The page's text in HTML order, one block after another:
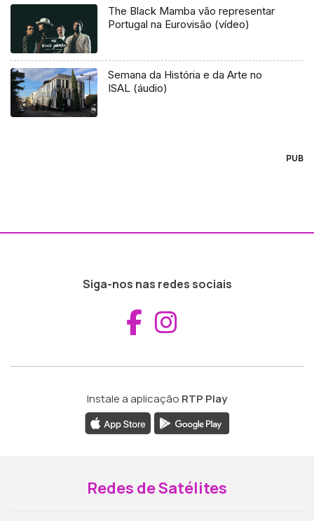
The Black Mamba vão representar
Portugal na Eurovisão (vídeo)
Semana da História e da Arte no
ISAL (áudio)
PUB
Siga-nos nas redes sociais
Aceder ao
Instale a aplicação RTP Play
Redes de Satélites